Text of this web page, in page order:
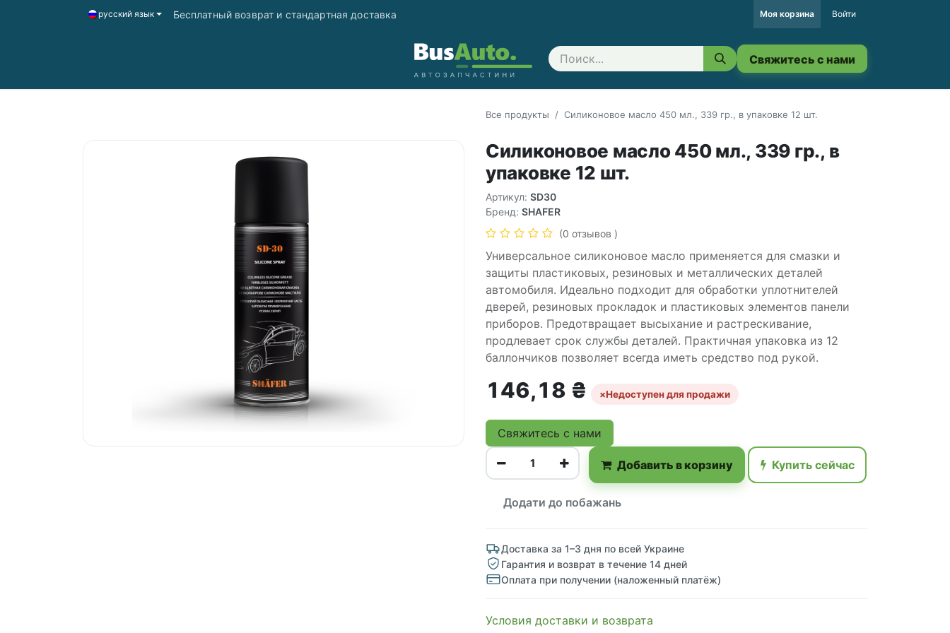
русский язык Бесплатный возврат и стандартная доставка Моя корзина Войти
Свяжитесь с нами Свяжитесь с нами
Все продукты Силиконовое масло 450 мл., 339 гр., в упаковке 12 шт.
Силиконовое масло 450 мл., 339 гр., в
упаковке 12 шт.
Артикул: SD30
Бренд: SHAFER
(0 отзывов )
Универсальное силиконовое масло применяется для смазки и
защиты пластиковых, резиновых и металлических деталей
автомобиля. Идеально подходит для обработки уплотнителей
дверей, резиновых прокладок и пластиковых элементов панели
приборов. Предотвращает высыхание и растрескивание,
продлевает срок службы деталей. Практичная упаковка из 12
баллончиков позволяет всегда иметь средство под рукой.
146,18 ₴ ×Недоступен для продажи
Свяжитесь с нами
Добавить в корзину Купить сейчас
Додати до побажань
Доставка за 1–3 дня по всей Украине
Гарантия и возврат в течение 14 дней
Оплата при получении (наложенный платёж)
Условия доставки и возврата